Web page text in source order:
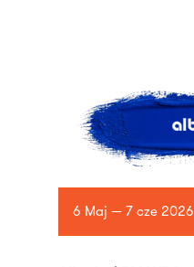
6 Maj — 7 cze 2026